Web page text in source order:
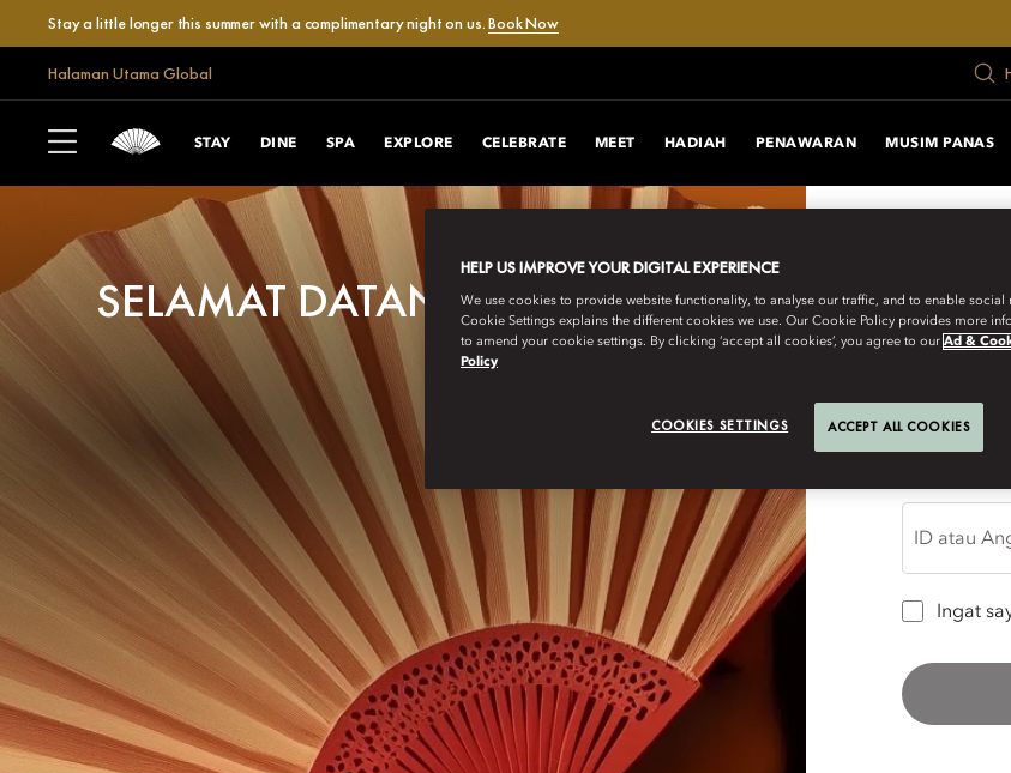
Stay a little longer this summer with a complimentary night on us.Book Now
Halaman Utama Global
STAY DINE SPA EXPLORE CELEBRATE MEET HADIAH PENAWARAN MUSIM PANAS
SELAMAT DATANG
SAYA
FANS
OF
M.O.
OF
SAYA
Masuk
ID atau
Ingat
HELP US IMPROVE YOUR DIGITAL EXPERIENCE
We use cookies to provide website functionality, to analyse our traffic, and to enable social
Cookie Settings explains the different cookies we use. Our Cookie Policy provides more
to amend your cookie settings. By clicking ‘accept all cookies’, you agree to our Ad &
Policy
COOKIES SETTINGS ACCEPT ALL COOKIES